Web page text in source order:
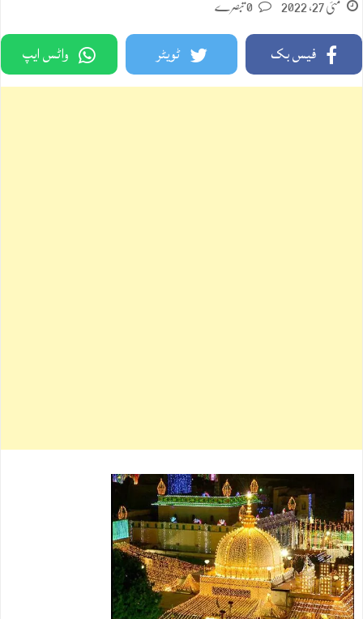
مئی 27, 2022
فیس بک ٹویٹر واٹس ایپ